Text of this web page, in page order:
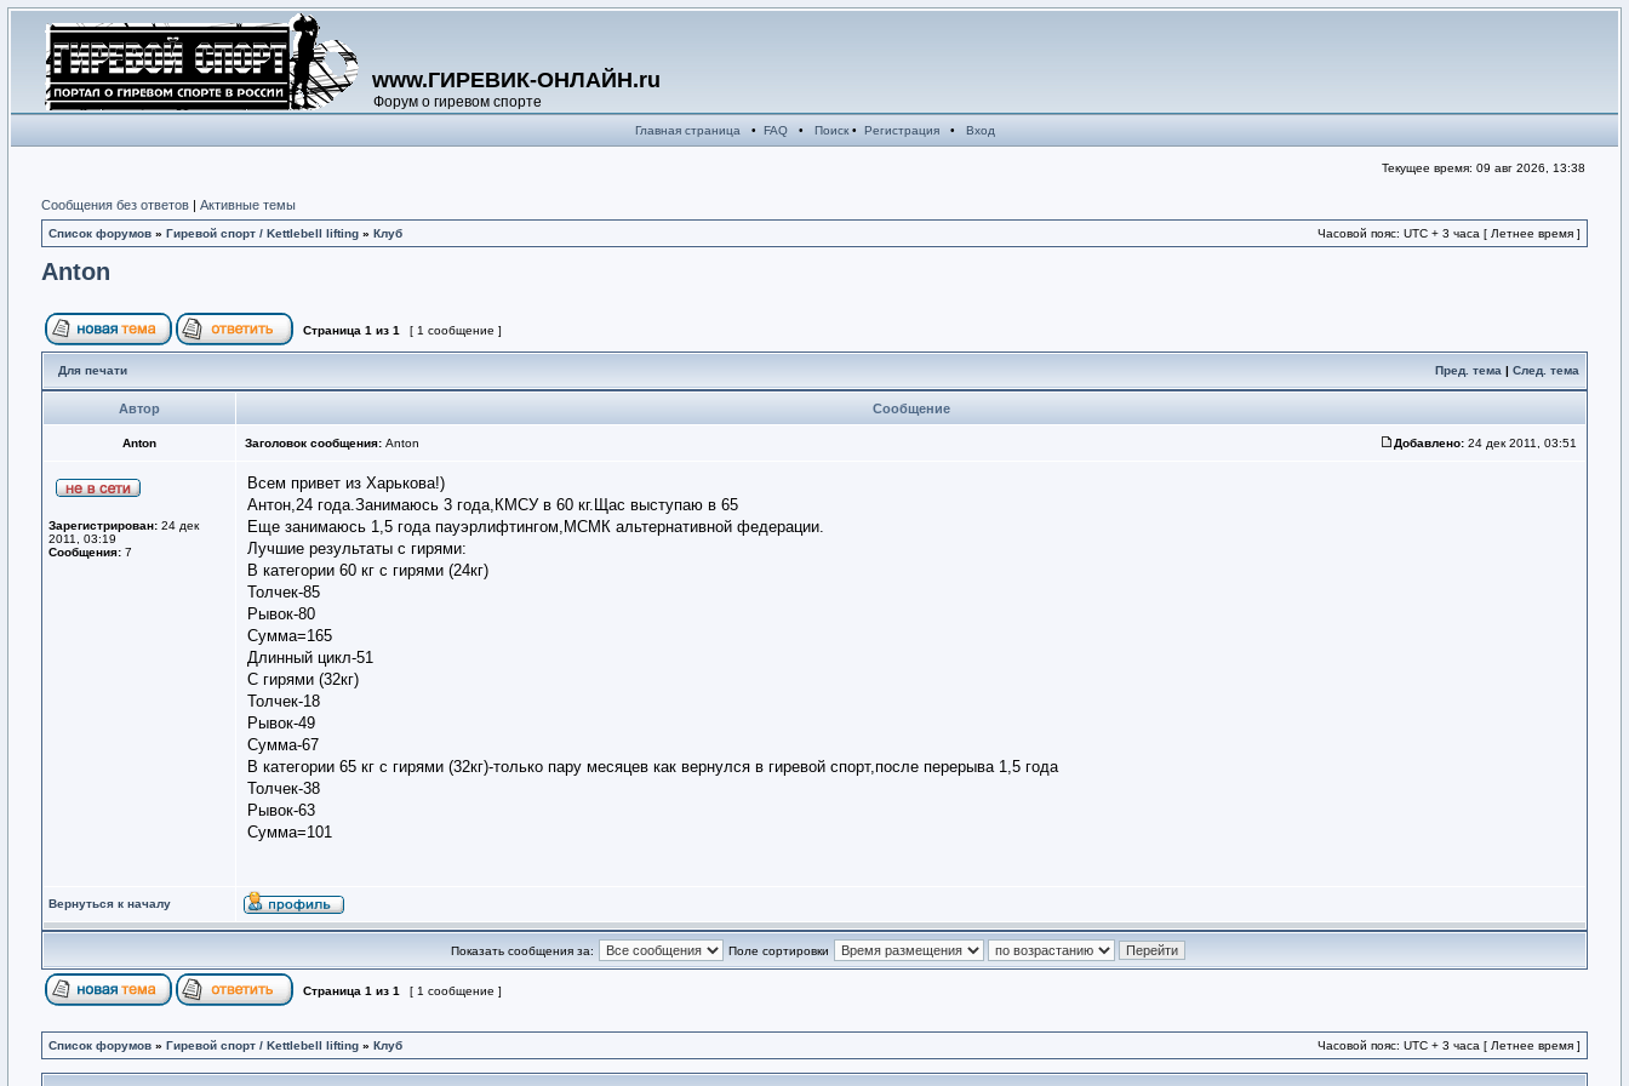
www.ГИРЕВИК-ОНЛАЙН.ru
Форум о гиревом спорте
Главная страница • FAQ• Поиск• Регистрация• Вход
Текущее время: 09 авг 2026, 13:38
Сообщения без ответов | Активные темы
Список форумов » Гиревой спорт / Kettlebell lifting » Клуб Часовой пояс: UTC + 3 часа [ Летнее время ]
Anton
Страница 1 из 1 [ 1 сообщение ]
Для печати Пред. тема | След. тема
Автор Сообщение
Anton Заголовок сообщения: Anton Добавлено: 24 дек 2011, 03:51
Зарегистрирован: 24 дек
2011, 03:19
Сообщения: 7
Всем привет из Харькова!)
Антон,24 года.Занимаюсь 3 года,КМСУ в 60 кг.Щас выступаю в 65
Еще занимаюсь 1,5 года пауэрлифтингом,МСМК альтернативной федерации.
Лучшие результаты с гирями:
В категории 60 кг с гирями (24кг)
Толчек-85
Рывок-80
Сумма=165
Длинный цикл-51
С гирями (32кг)
Толчек-18
Рывок-49
Сумма-67
В категории 65 кг с гирями (32кг)-только пару месяцев как вернулся в гиревой спорт,после перерыва 1,5 года
Толчек-38
Рывок-63
Сумма=101
Вернуться к началу
Показать сообщения за: Поле сортировки
Страница 1 из 1 [ 1 сообщение ]
Список форумов » Гиревой спорт / Kettlebell lifting » Клуб Часовой пояс: UTC + 3 часа [ Летнее время ]